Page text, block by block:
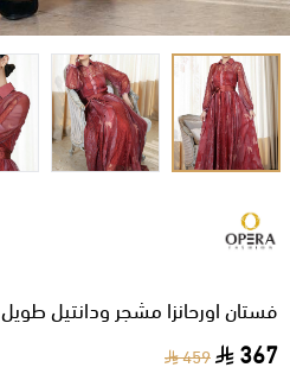
فستان اورحانزا مشجر ودانتيل طويل
367
459